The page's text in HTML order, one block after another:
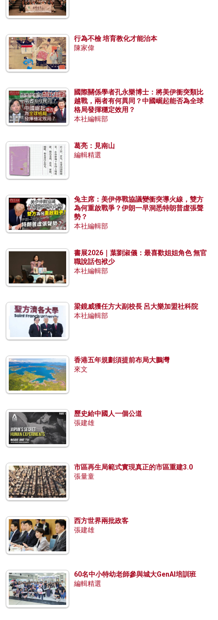
行為不檢 培育教化才能治本
陳家偉
國際關係學者孔永樂博士：將美伊衝突類比
越戰，兩者有何異同？中國崛起能否為全球
格局發揮穩定效用？
本社編輯部
葛亮：見南山
編輯精選
兔主席：美伊停戰協議變衝突導火線，雙方
為何重啟戰爭？伊朗一早洞悉特朗普虛張聲
勢？
本社編輯部
書展2026｜葉劉淑儀：最喜歡姐姐角色 無官
職說話包袱少
本社編輯部
梁鏡威獲任方大副校長 呂大樂加盟社科院
本社編輯部
香港五年規劃須提前布局大鵬灣
來文
歷史給中國人一個公道
張建雄
市區再生局範式實現真正的市區重建3.0
張量童
西方世界兩批政客
張建雄
60名中小特幼老師參與城大GenAI培訓班
編輯精選